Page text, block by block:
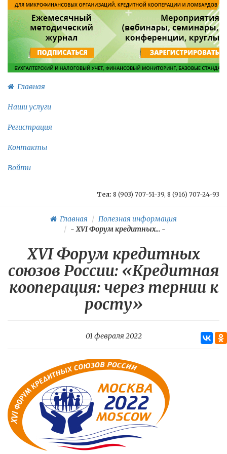
Главная
Наши услуги
Регистрация
Контакты
Войти
Тел: 8 (903) 707-51-39, 8 (916) 707-24-93
Главная
Полезная информация
-XVI Форум кредитных... -
XVI Форум кредитных
союзов России: «Кредитная
кооперация: через тернии к
росту»
01 февраля 2022